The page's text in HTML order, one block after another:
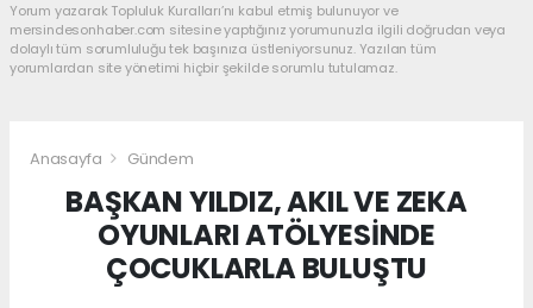
Yorum yazarak Topluluk Kuralları’nı kabul etmiş bulunuyor ve
mersindesonhaber.com sitesine yaptığınız yorumunuzla ilgili doğrudan veya
dolaylı tüm sorumluluğu tek başınıza üstleniyorsunuz. Yazılan tüm
yorumlardan site yönetimi hiçbir şekilde sorumlu tutulamaz.
Anasayfa Gündem
BAŞKAN YILDIZ, AKIL VE ZEKA
OYUNLARI ATÖLYESİNDE
ÇOCUKLARLA BULUŞTU